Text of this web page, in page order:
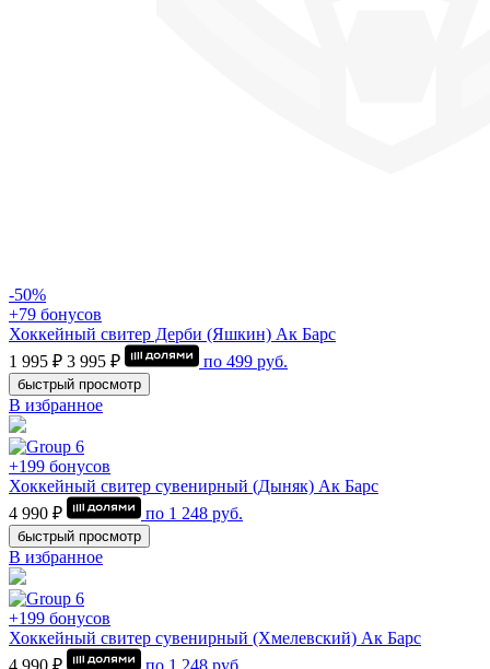
-50%
+79 бонусов
Хоккейный свитер Дерби (Яшкин) Ак Барс
1 995 ₽ 3 995 ₽ по 499 руб.
быстрый просмотр
В избранное
+199 бонусов
Хоккейный свитер сувенирный (Дыняк) Ак Барс
4 990 ₽
по 1 248 руб.
быстрый просмотр
В избранное
+199 бонусов
Хоккейный свитер сувенирный (Хмелевский) Ак Барс